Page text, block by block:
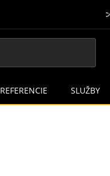
REFERENCIE SLUŽBY